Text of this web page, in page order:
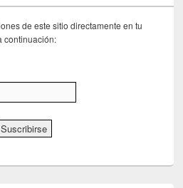
de este sitio directamente en tu
continuación: